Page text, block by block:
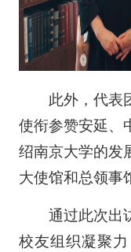
此外，代表
使衔参赞安延、
绍南京大学的发
大使馆和总领事
通过此次出
校友组织凝聚